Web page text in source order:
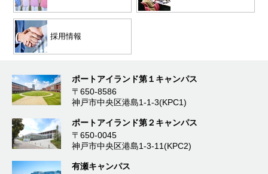
採用情報
ポートアイランド第１キャンパス
〒650-8586
神戸市中央区港島1-1-3(KPC1)
ポートアイランド第２キャンパス
〒650-0045
神戸市中央区港島1-3-11(KPC2)
有瀬キャンパス